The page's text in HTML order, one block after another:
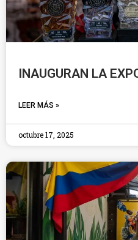
INAUGURAN LA
LEER MÁS »
octubre 17, 2025